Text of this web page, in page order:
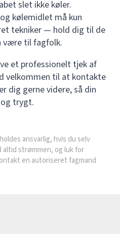
slet ikke køler.
kølemidlet må kun
tekniker — hold dig til de
være til fagfolk.
et professionelt tjek af
velkommen til at kontakte
dig gerne videre, så din
trygt.
ansvarlig, hvis du selv
strømmen, og luk for
en autoriseret fagmand